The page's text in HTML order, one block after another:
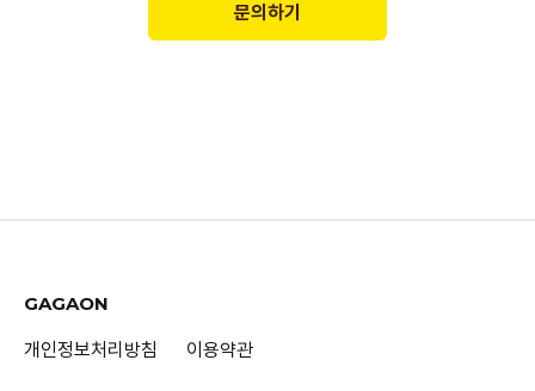
문의하기
GAGAON
개인정보처리방침 이용약관